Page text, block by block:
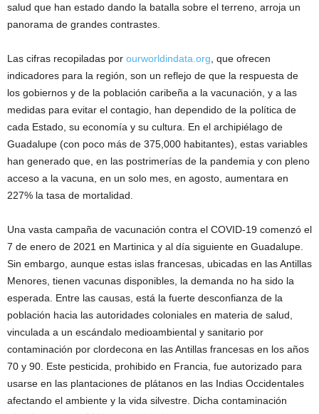
salud que han estado dando la batalla sobre el terreno, arroja un
panorama de grandes contrastes.
Las cifras recopiladas por ourworldindata.org , que ofrecen
indicadores para la región, son un reflejo de que la respuesta de
los gobiernos y de la población caribeña a la vacunación, y a las
medidas para evitar el contagio, han dependido de la política de
cada Estado, su economía y su cultura. En el archipiélago de
Guadalupe (con poco más de 375,000 habitantes), estas variables
han generado que, en las postrimerías de la pandemia y con pleno
acceso a la vacuna, en un solo mes, en agosto, aumentara en
227% la tasa de mortalidad.
Una vasta campaña de vacunación contra el COVID-19 comenzó el
7 de enero de 2021 en Martinica y al día siguiente en Guadalupe.
Sin embargo, aunque estas islas francesas, ubicadas en las Antillas
Menores, tienen vacunas disponibles, la demanda no ha sido la
esperada. Entre las causas, está la fuerte desconfianza de la
población hacia las autoridades coloniales en materia de salud,
vinculada a un escándalo medioambiental y sanitario por
contaminación por clordecona en las Antillas francesas en los años
70 y 90. Este pesticida, prohibido en Francia, fue autorizado para
usarse en las plantaciones de plátanos en las Indias Occidentales
afectando el ambiente y la vida silvestre. Dicha contaminación